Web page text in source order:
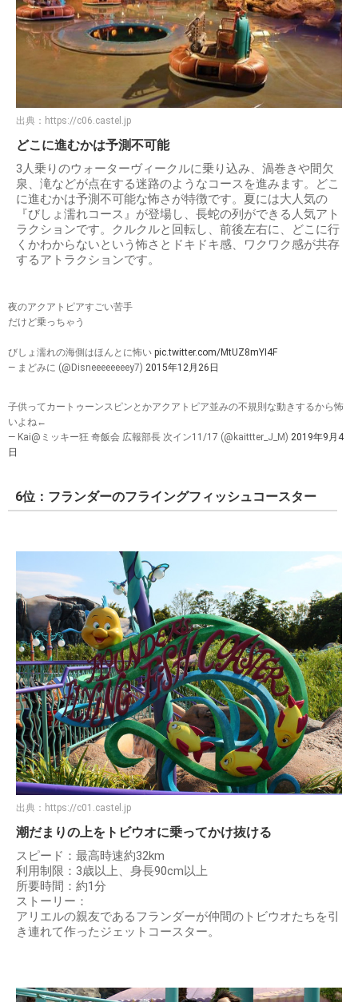
出典： https://c06.castel.jp
どこに進むかは予測不可能
3人乗りのウォーターヴィークルに乗り込み、渦巻きや間欠
泉、滝などが点在する迷路のようなコースを進みます。どこ
に進むかは予測不可能な怖さが特徴です。夏には大人気の
『びしょ濡れコース』が登場し、長蛇の列ができる人気アト
ラクションです。クルクルと回転し、前後左右に、どこに行
くかわからないという怖さとドキドキ感、ワクワク感が共存
するアトラクションです。
夜のアクアトピアすごい苦手
だけど乗っちゃう
びしょ濡れの海側はほんとに怖い pic.twitter.com/MtUZ8mYI4F
— まどみに (@Disneeeeeeeey7) 2015年12月26日
子供ってカートゥーンスピンとかアクアトピア並みの不規則な動きするから怖
いよね←
— Kai@ミッキー狂 奇飯会 広報部長 次イン11/17 (@kaittter_J_M) 2019年9月4
日
6位：フランダーのフライングフィッシュコースター
出典： https://c01.castel.jp
潮だまりの上をトビウオに乗ってかけ抜ける
スピード：最高時速約32km
利用制限：3歳以上、身長90cm以上
所要時間：約1分
ストーリー：
アリエルの親友であるフランダーが仲間のトビウオたちを引
き連れて作ったジェットコースター。